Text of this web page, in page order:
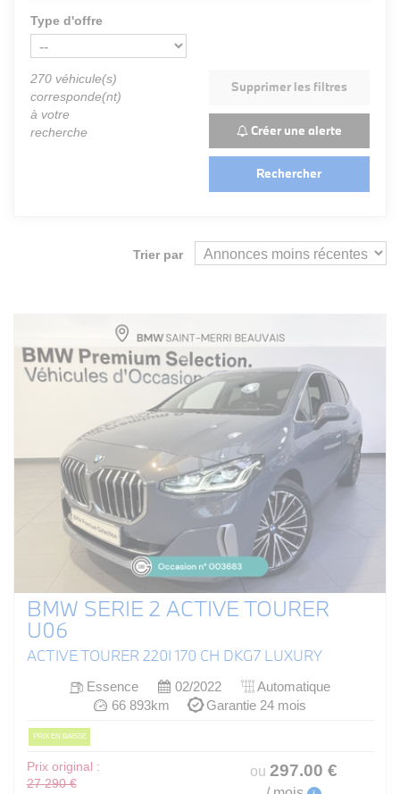
Type d'offre
270 véhicule(s)
corresponde(nt)
à votre
recherche
Supprimer les filtres
Créer une alerte
Rechercher
Trier par
BMW SERIE 2 ACTIVE TOURER
U06
ACTIVE TOURER 220I 170 CH DKG7 LUXURY
Essence 02/2022
Automatique
66 893km
Garantie 24 mois
PRIX EN BAISSE
Prix original :
27 290 €
ou 297.00 €